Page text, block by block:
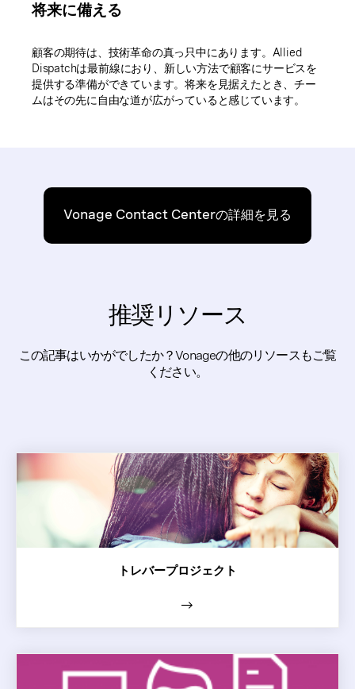
将来に備える
顧客の期待は、技術革命の真っ只中にあります。Allied
Dispatchは最前線におり、新しい方法で顧客にサービスを
提供する準備ができています。将来を見据えたとき、チー
ムはその先に自由な道が広がっていると感じています。
Vonage Contact Centerの詳細を見る
推奨リソース
この記事はいかがでしたか？Vonageの他のリソースもご覧
ください。
トレバープロジェクト